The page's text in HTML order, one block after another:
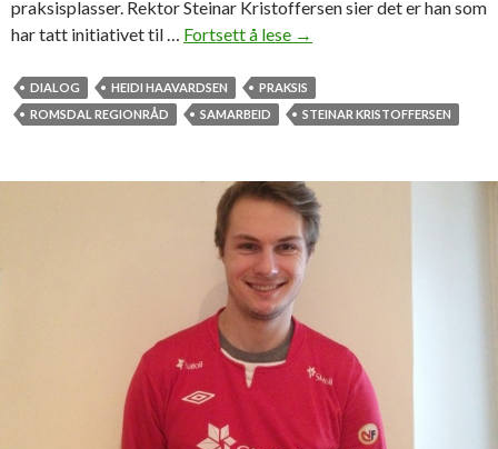
praksisplasser. Rektor Steinar Kristoffersen sier det er han som
har tatt initiativet til … Fortsett å lese A
t
a
e
m
e
r
i
→
DIALOG HEIDI HAAVARDSEN
PRAKSIS
ROMSDAL REGIONRÅD
SAMARBEID STEINAR KRISTOFFERSEN